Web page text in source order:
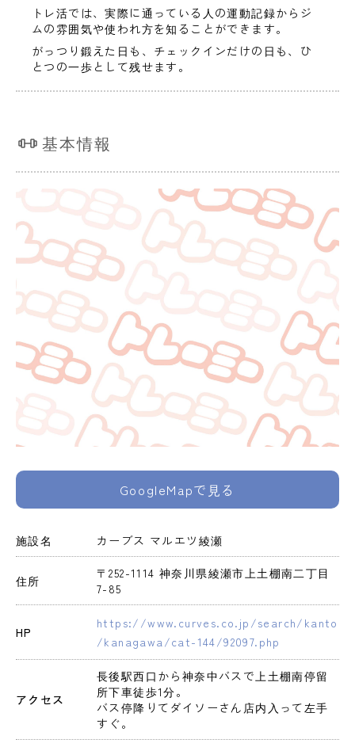
トレ活では、実際に通っている人の運動記録からジ
ムの雰囲気や使われ方を知ることができます。
がっつり鍛えた日も、チェックインだけの日も、ひ
とつの一歩として残せます。
基本情報
GoogleMapで見る
施設名 カーブス マルエツ綾瀬
住所
〒252-1114 神奈川県綾瀬市上土棚南二丁目
7-85
HP
https://www.curves.co.jp/search/kanto
/kanagawa/cat-144/92097.php
アクセス
長後駅西口から神奈中バスで上土棚南停留
所下車徒歩1分。
バス停降りてダイソーさん店内入って左手
すぐ。